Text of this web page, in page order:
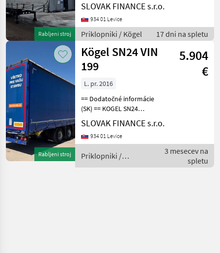
Rabljeni stroj
01/2015, kotúčové brzdy,
zdvíhacia náprava, na
vzduchu, vnútorná výška
3m, váha: 6.602 kg, 39.
SLOVAK FINANCE s.r.o.
934 01 Levice
Priklopniki / Kögel 17 dni na spletu
Rabljeni stroj
Kögel SN24 VIN
199
5.904
€
L. pr. 2016
== Dodatočné informácie
(SK) == KOGEL SN24
LOWDECK MULDA
trojstranka s korytom na
zvitky r.v. 01/2016,
náprava, vnútorná výška-
3m, muld
SLOVAK FINANCE s.r.o.
934 01 Levice
Priklopniki /
Kögel
3 mesecev na
spletu